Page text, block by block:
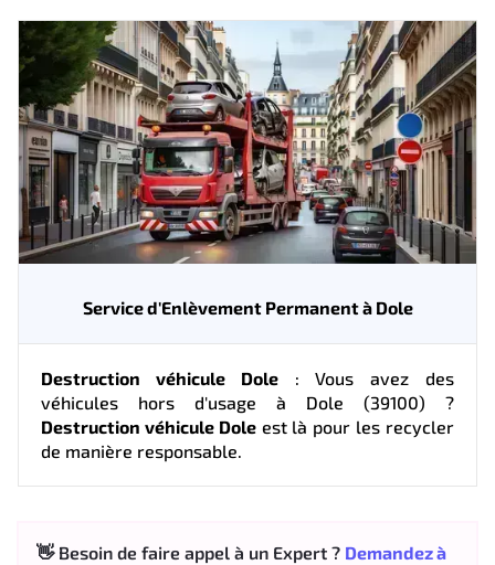
Service d'Enlèvement Permanent à Dole
Destruction véhicule Dole: Vous avez des
véhicules hors d'usage à Dole (39100) ?
Destruction véhicule Doleest là pour les recycler
de manière responsable.
👋 Besoin de faire appel à un Expert ? Demandez à